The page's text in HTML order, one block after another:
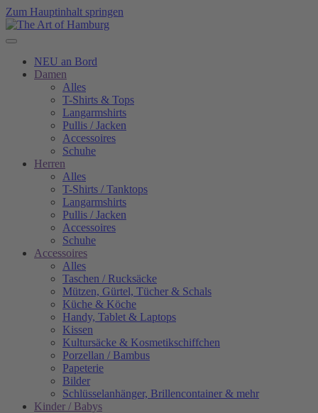
Zum Hauptinhalt springen
NEU an Bord
Damen
Alles
T-Shirts & Tops
Langarmshirts
Pullis / Jacken
Accessoires
Schuhe
Herren
Alles
T-Shirts / Tanktops
Langarmshirts
Pullis / Jacken
Accessoires
Schuhe
Accessoires
Alles
Taschen / Rucksäcke
Mützen, Gürtel, Tücher & Schals
Küche & Köche
Handy, Tablet & Laptops
Kissen
Kultursäcke & Kosmetikschiffchen
Porzellan / Bambus
Papeterie
Bilder
Schlüsselanhänger, Brillencontainer & mehr
Kinder / Babys